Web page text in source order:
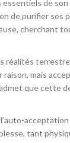
de
de purifier ses
cherchant
réalités
mais
que cette
tant